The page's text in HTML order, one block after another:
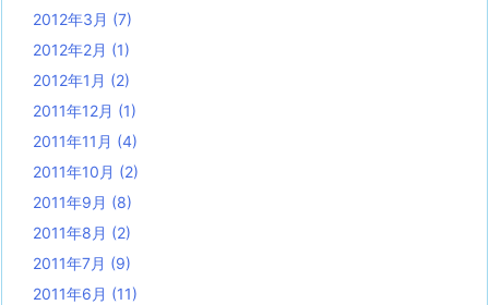
2012年3月 (7)
2012年2月 (1)
2012年1月 (2)
2011年12月 (1)
2011年11月 (4)
2011年10月 (2)
2011年9月 (8)
2011年8月 (2)
2011年7月 (9)
2011年6月 (11)